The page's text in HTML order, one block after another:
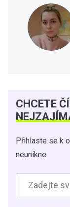
CHCETE
Přihlaste se k
neunikne.